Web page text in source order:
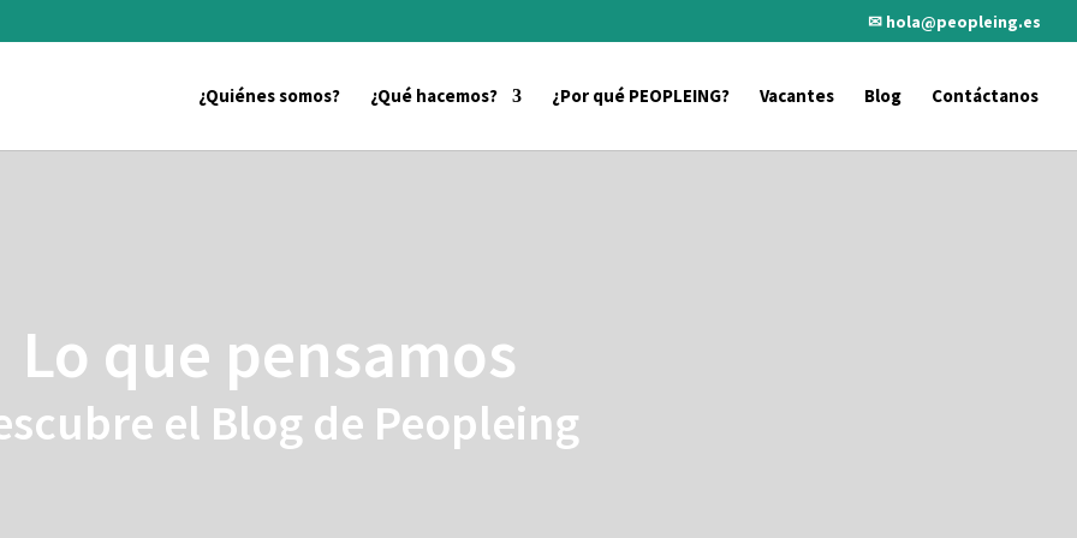
✉ hola@peopleing.es
¿Quiénes somos? ¿Qué hacemos? ¿Por qué PEOPLEING? Vacantes Blog Contáctanos
Lo que pensamos
el Blog de Peopleing